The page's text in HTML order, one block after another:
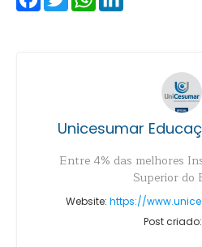
Unicesumar
Entre 4% das melhores
Superior do
Website: https://
Post criado: